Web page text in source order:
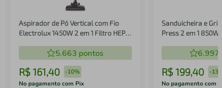
Aspirador de Pó Vertical com Fio
Electrolux 1450W 2 em 1 Filtro HEPA
5.663 pontos
R$ 161,40 -10%
No pagamento com Pix
Sanduicheira e
Press 2 em 1 850W
6.997
R$ 199,40 -
No pagamento com